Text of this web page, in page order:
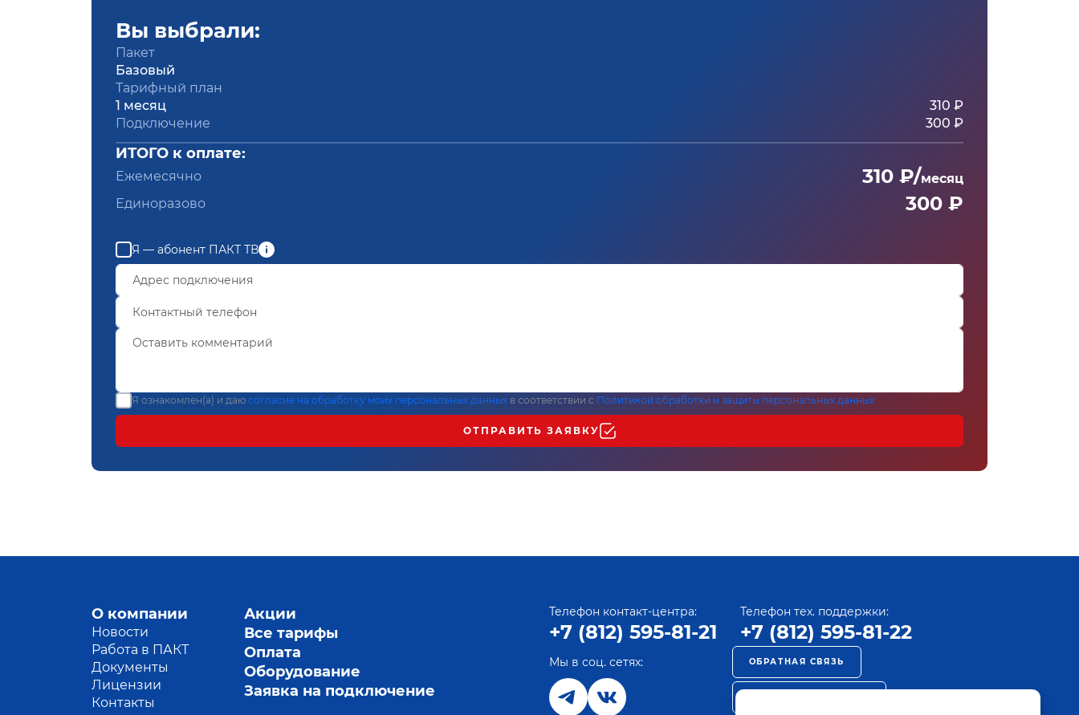
Вы выбрали:
Пакет
Базовый
Тарифный план
1 месяц
310 ₽
Подключение
300 ₽
ИТОГО к оплате:
Ежемесячно 310 ₽/месяц
Единоразово
300 ₽
Я — абонент ПАКТ ТВ
Я ознакомлен(а) и даю согласие на обработку моих персональных данных в соответствии с Политикой обработки и защиты персональных данных
ОТПРАВИТЬ ЗАЯВКУ
О компании
Новости
Работа в ПАКТ
Документы
Лицензии
Контакты
Акции
Все тарифы
Оплата
Оборудование
Заявка на подключение
Телефон контакт-центра:
+7 (812) 595-81-21
Телефон тех. поддержки:
+7 (812) 595-81-22
Мы в соц. сетях: ОБРАТНАЯ СВЯЗЬ